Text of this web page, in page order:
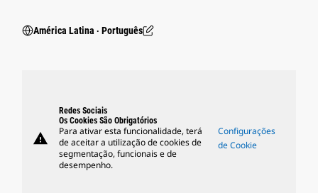
América Latina ‧ Português
warning
Redes Sociais
Os Cookies São Obrigatórios
Para ativar esta funcionalidade, terá
de aceitar a utilização de cookies de
segmentação, funcionais e de
desempenho.
Configurações
de Cookie